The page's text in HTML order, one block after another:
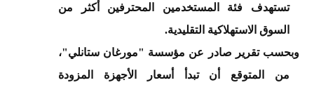
تستهدف فئة المستخدمين المحترفين أكثر من
السوق الاستهلاكية التقليدية.
·وبحسب تقرير صادر عن مؤسسة "مورغان ستانلي"،
من المتوقع أن تبدأ أسعار الأجهزة المزودة